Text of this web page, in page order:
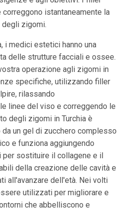
istantaneamente la
zigomi.
i medici estetici hanno una
delle strutture facciali e ossee.
operazione agli zigomi in
specifiche, utilizzando filler
rilassando
linee del viso e correggendo le
degli zigomi in Turchia è
un gel di zucchero complesso
e funziona aggiungendo
sostituire il collagene e il
della creazione delle cavità e
all'avanzare dell'età. Nei volti
utilizzati per migliorare e
che abbelliscono e